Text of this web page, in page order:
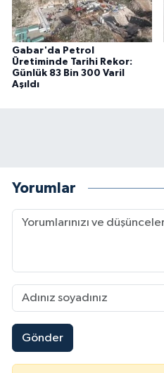
Gabar'da Petrol
Üretiminde Tarihi Rekor:
Günlük 83 Bin 300 Varil
Aşıldı
Yorumlar
Gönder